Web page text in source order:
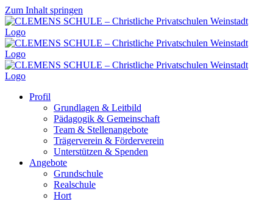
Zum Inhalt springen
Profil
Grundlagen & Leitbild
Pädagogik & Gemeinschaft
Team & Stellenangebote
Trägerverein & Förderverein
Unterstützen & Spenden
Angebote
Grundschule
Realschule
Hort